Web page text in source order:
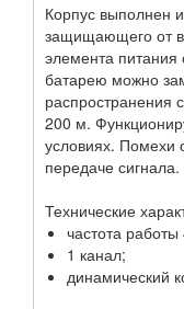
Корпус выполнен
защищающего от
элемента питания
батарею можно
распространения
200 м.
условиях. Помехи
передаче сигнала.
Технические
частота
1 канал;
динамический